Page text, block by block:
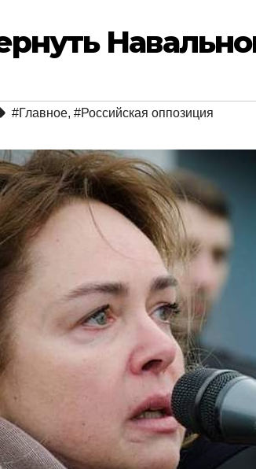
#Главное, #Российская оппозиция